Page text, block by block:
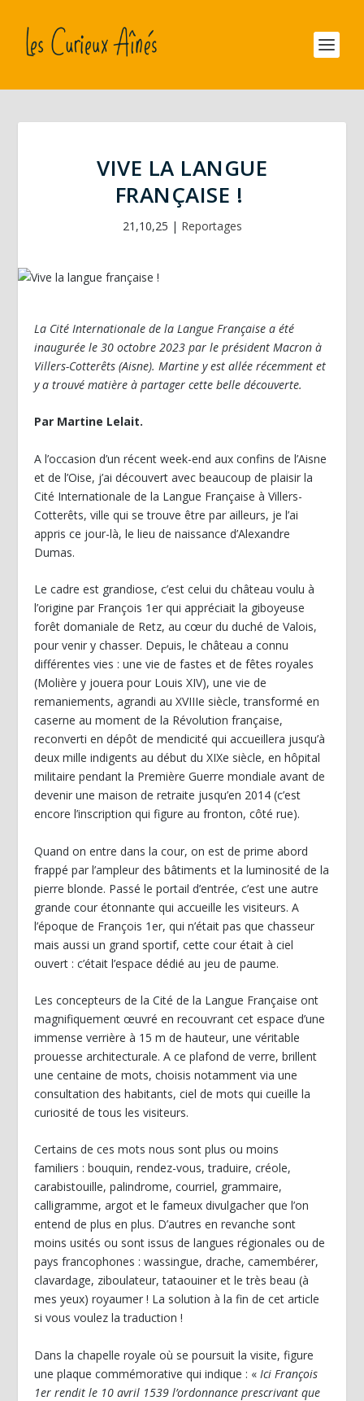
VIVE LA LANGUE
FRANÇAISE !
21,10,25 | Reportages
La Cité Internationale de la Langue Française a été
inaugurée le 30 octobre 2023 par le président Macron à
Villers-Cotterêts (Aisne). Martine y est allée récemment et
y a trouvé matière à partager cette belle découverte.
Par Martine Lelait.
A l’occasion d’un récent week-end aux confins de l’Aisne
et de l’Oise, j’ai découvert avec beaucoup de plaisir la
Cité Internationale de la Langue Française à Villers-
Cotterêts, ville qui se trouve être par ailleurs, je l’ai
appris ce jour-là, le lieu de naissance d’Alexandre
Dumas.
Le cadre est grandiose, c’est celui du château voulu à
l’origine par François 1er qui appréciait la giboyeuse
forêt domaniale de Retz, au cœur du duché de Valois,
pour venir y chasser. Depuis, le château a connu
différentes vies : une vie de fastes et de fêtes royales
(Molière y jouera pour Louis XIV), une vie de
remaniements, agrandi au XVIIIe siècle, transformé en
caserne au moment de la Révolution française,
reconverti en dépôt de mendicité qui accueillera jusqu’à
deux mille indigents au début du XIXe siècle, en hôpital
militaire pendant la Première Guerre mondiale avant de
devenir une maison de retraite jusqu’en 2014 (c’est
encore l’inscription qui figure au fronton, côté rue).
Quand on entre dans la cour, on est de prime abord
frappé par l’ampleur des bâtiments et la luminosité de la
pierre blonde. Passé le portail d’entrée, c’est une autre
grande cour étonnante qui accueille les visiteurs. A
l’époque de François 1er, qui n’était pas que chasseur
mais aussi un grand sportif, cette cour était à ciel
ouvert : c’était l’espace dédié au jeu de paume.
Les concepteurs de la Cité de la Langue Française ont
magnifiquement œuvré en recouvrant cet espace d’une
immense verrière à 15 m de hauteur, une véritable
prouesse architecturale. A ce plafond de verre, brillent
une centaine de mots, choisis notamment via une
consultation des habitants, ciel de mots qui cueille la
curiosité de tous les visiteurs.
Certains de ces mots nous sont plus ou moins
familiers : bouquin, rendez-vous, traduire, créole,
carabistouille, palindrome, courriel, grammaire,
calligramme, argot et le fameux divulgacher que l’on
entend de plus en plus. D’autres en revanche sont
moins usités ou sont issus de langues régionales ou de
pays francophones : wassingue, drache, camembérer,
clavardage, ziboulateur, tataouiner et le très beau (à
mes yeux) royaumer ! La solution à la fin de cet article
si vous voulez la traduction !
Dans la chapelle royale où se poursuit la visite, figure
une plaque commémorative qui indique : « Ici François
1er rendit le 10 avril 1539 l’ordonnance prescrivant que